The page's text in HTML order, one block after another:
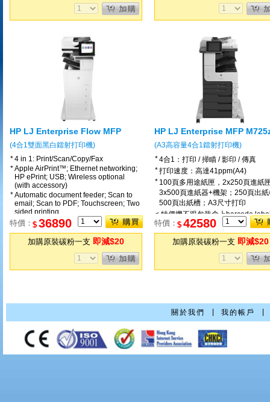
HP LJ Enterprise Flow MFP
M632z
(4合1雙面黑白鐳射打印機)
*4 in 1: Print/Scan/Copy/Fax
*Apple AirPrint™; Ethernet networking;
HP ePrint; USB; Wireless optional
(with accessory)
*Automatic document feeder; Scan to
email; Scan to PDF; Touchscreen; Two
sided printing
特價：$ 36890
加購原裝碳粉一支 即減$20
HP LJ Enterprise MFP
(A3高容量4合1鐳射打印機)
*4合1：打印 / 掃瞄 / 影印 / 傳真
*打印速度：高達41ppm(A4)
* 100頁多用途紙匣，2x250頁進紙
3x500頁進紙器+機架；250頁出紙
500頁出紙槽；A3尺寸打印
< 特價機不跟包装盒上barcode
特價：$ 42580
加購原裝碳粉一支 即減$20
關於我們 我的帳戶